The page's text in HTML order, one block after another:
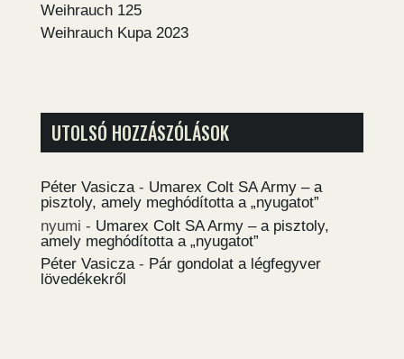
Weihrauch 125
Weihrauch Kupa 2023
UTOLSÓ HOZZÁSZÓLÁSOK
Péter Vasicza- Umarex Colt SA Army – a
pisztoly, amely meghódította a „nyugatot”
nyumi - Umarex Colt SA Army – a pisztoly,
amely meghódította a „nyugatot”
Péter Vasicza- Pár gondolat a légfegyver
lövedékekről